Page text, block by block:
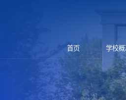
首页 学校